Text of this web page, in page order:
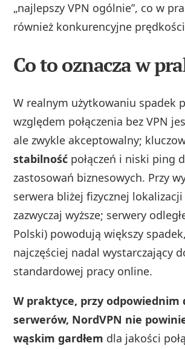
„najlepszy VPN ogólnie”, co w
również konkurencyjne
Co to oznacza w
W realnym użytkowaniu spadek
względem połączenia bez VPN
ale zwykle akceptowalny;
stabilność połączeń i niski ping
zastosowań biznesowych. Przy
serwera bliżej fizycznej
zazwyczaj wyższe; serwery
Polski) powodują większy
najczęściej nadal wystarczający
standardowej pracy online.
W praktyce, przy odpowiednim
serwerów, NordVPN nie
wąskim gardłem dla jakości